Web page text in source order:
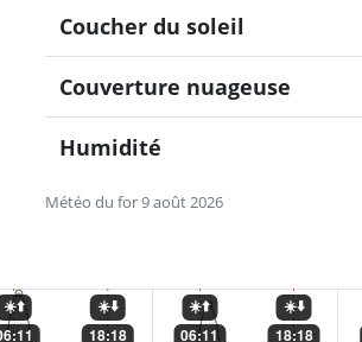
Météo du for 9 août 2026
Coucher du soleil
Couverture nuageuse
Humidité